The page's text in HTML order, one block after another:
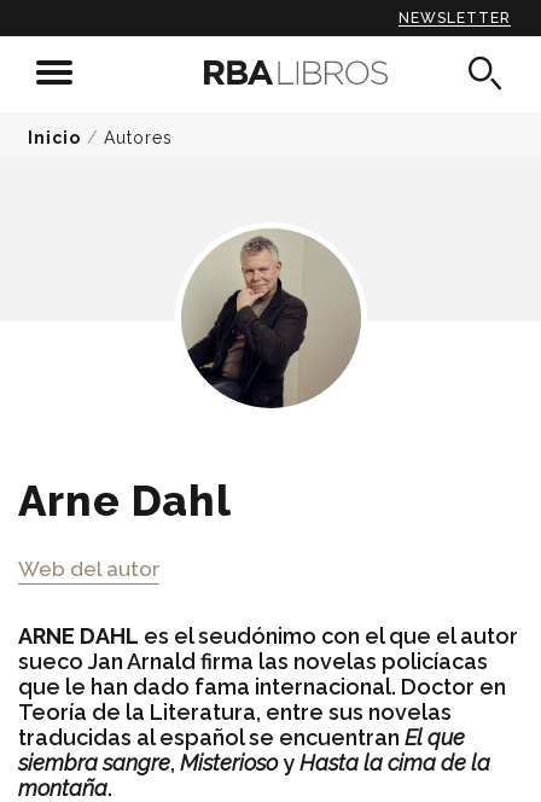
NEWSLETTER
Inicio / Autores
Arne Dahl
Web del autor
ARNE DAHL es el seudónimo con el que el autor
sueco Jan Arnald firma las novelas policíacas
que le han dado fama internacional. Doctor en
Teoría de la Literatura, entre sus novelas
traducidas al español se encuentran El que
siembra sangre, MisteriosoyHasta la cima de la
montaña.